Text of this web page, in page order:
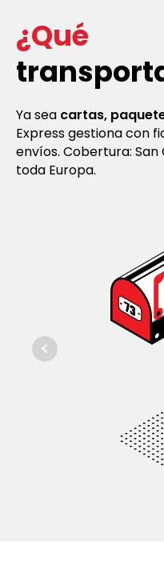
¿Qué
Ya sea cartas,
Express gestiona con
envíos. Cobertura: San
toda Europa.